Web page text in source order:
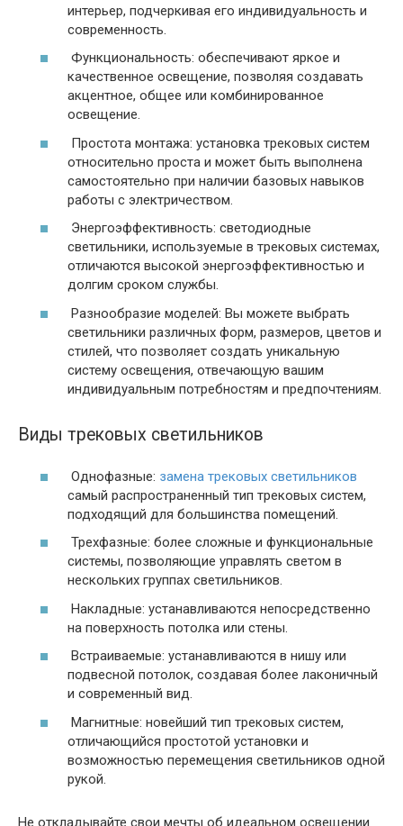
интерьер, подчеркивая его индивидуальность и
современность.
Функциональность: обеспечивают яркое и
качественное освещение, позволяя создавать
акцентное, общее или комбинированное
освещение.
Простота монтажа: установка трековых систем
относительно проста и может быть выполнена
самостоятельно при наличии базовых навыков
работы с электричеством.
Энергоэффективность: светодиодные
светильники, используемые в трековых системах,
отличаются высокой энергоэффективностью и
долгим сроком службы.
Разнообразие моделей: Вы можете выбрать
светильники различных форм, размеров, цветов и
стилей, что позволяет создать уникальную
систему освещения, отвечающую вашим
индивидуальным потребностям и предпочтениям.
Виды трековых светильников
Однофазные: замена трековых светильников
самый распространенный тип трековых систем,
подходящий для большинства помещений.
Трехфазные: более сложные и функциональные
системы, позволяющие управлять светом в
нескольких группах светильников.
Накладные: устанавливаются непосредственно
на поверхность потолка или стены.
Встраиваемые: устанавливаются в нишу или
подвесной потолок, создавая более лаконичный
и современный вид.
Магнитные: новейший тип трековых систем,
отличающийся простотой установки и
возможностью перемещения светильников одной
рукой.
Не откладывайте свои мечты об идеальном освещении